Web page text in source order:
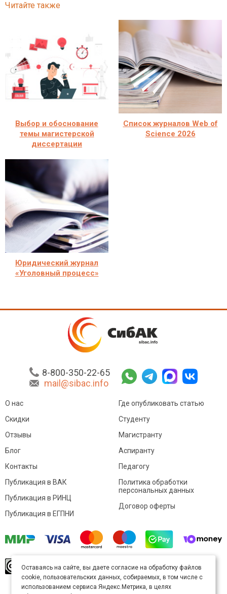
Читайте также
Выбор и обоснование
темы магистерской
диссертации
Список журналов Web of
Science 2026
Юридический журнал
«Уголовный процесс»
8-800-350-22-65
mail@sibac.info
О нас
Скидки
Отзывы
Блог
Контакты
Где опубликовать статью
Студенту
Магистранту
Аспиранту
Педагогу
Публикация в ВАК
Публикация в РИНЦ
Публикация в ЕГПНИ
Политика обработки
персональных данных
Договор оферты
произведение доступно полицензии Creative
Commons «Attribution» («Атрибуция») 4.0
Непортированная.
Оставаясь на сайте, вы даете согласие на обработку файлов
cookie, пользовательских данных, собираемых, в том числе с
использованием сервиса Яндекс.Метрика, в целях